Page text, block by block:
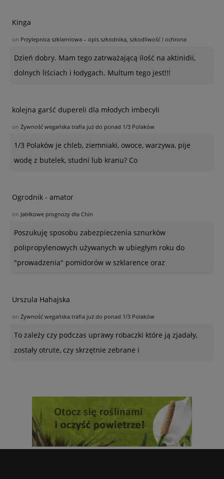
Kinga
on Przylepnica szklarniowa – opis szkodnika, szkodliwość i ochrona
Dzień dobry. Mam tego zatrważającą ilość na aktinidii,
dolnych liściach i łodygach. Multum tego jest!!!
kolejna garść dupereli dla młodych imbecyli
on Żywność wegańska trafia już do ponad 1/3 Polaków
1/3 Polaków je chleb, ziemniaki, owoce, warzywa, pije
wodę z butelek, studni lub kranu? Co
Ogrodnik - amator
on Jabłkowe prognozy dla Chin
Poszukuję sposobu zabezpieczenia sznurków
polipropylenowych używanych w ubiegłym roku do
"prowadzenia" pomidorów w szklarence oraz
Urszula Hahajska
on Żywność wegańska trafia już do ponad 1/3 Polaków
To zależy czy podczas uprawy robaczki które ją zjadały,
zostały otrute, czy skrzętnie zebrane i